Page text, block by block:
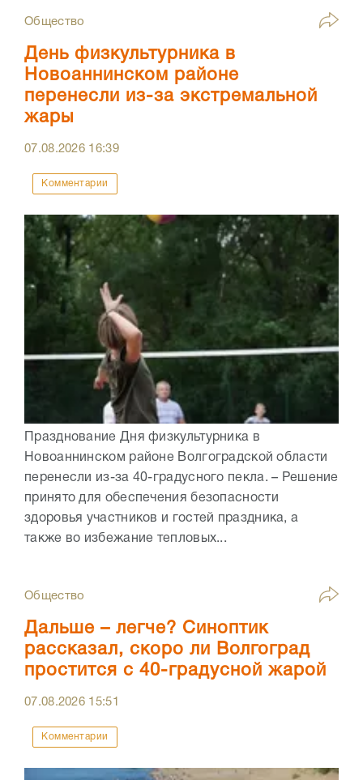
Общество
День физкультурника в
Новоаннинском районе
перенесли из-за экстремальной
жары
07.08.2026 16:39
Комментарии
Празднование Дня физкультурника в
Новоаннинском районе Волгоградской области
перенесли из-за 40-градусного пекла. – Решение
принято для обеспечения безопасности
здоровья участников и гостей праздника, а
также во избежание тепловых...
Общество
Дальше – легче? Синоптик
рассказал, скоро ли Волгоград
простится с 40-градусной жарой
07.08.2026 15:51
Комментарии